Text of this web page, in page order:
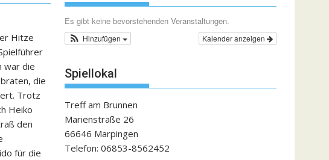
Hitze
war die
die
Trotz
Heiko
den
für die
Es gibt keine bevorstehenden Veranstaltungen.
Kalender anzeigen
Hinzufügen
Spiellokal
Treff am Brunnen
Marienstraße 26
66646 Marpingen
Telefon: 06853-8562452